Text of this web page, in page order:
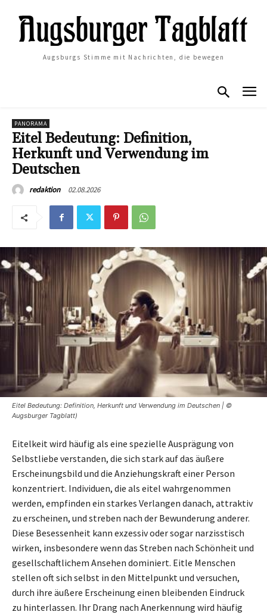
Augsburgs Stimme mit Nachrichten, die bewegen
PANORAMA
Eitel Bedeutung: Definition,
Herkunft und Verwendung im
Deutschen
redaktion 02.08.2026
Eitel Bedeutung: Definition, Herkunft und Verwendung im Deutschen | ©
Augsburger Tagblatt)
Eitelkeit wird häufig als eine spezielle Ausprägung von
Selbstliebe verstanden, die sich stark auf das äußere
Erscheinungsbild und die Anziehungskraft einer Person
konzentriert. Individuen, die als eitel wahrgenommen
werden, empfinden ein starkes Verlangen danach, attraktiv
zu erscheinen, und streben nach der Bewunderung anderer.
Diese Besessenheit kann exzessiv oder sogar narzisstisch
wirken, insbesondere wenn das Streben nach Schönheit und
gesellschaftlichem Ansehen dominiert. Eitle Menschen
stellen oft sich selbst in den Mittelpunkt und versuchen,
durch ihre äußere Erscheinung einen bleibenden Eindruck
zu hinterlassen. Ihr Drang nach Anerkennung wird häufig